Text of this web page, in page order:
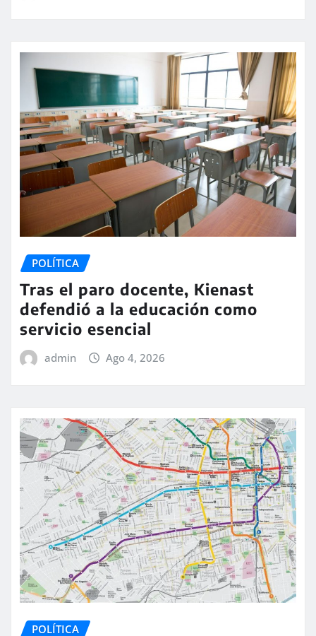
POLÍTICA
Tras el paro docente, Kienast
defendió a la educación como
servicio esencial
admin Ago 4, 2026
POLÍTICA